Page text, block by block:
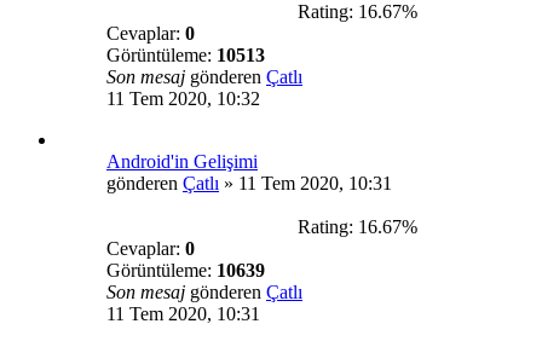
Rating: 16.67%
Cevaplar: 0
Görüntüleme: 10513
Son mesaj gönderen Çatlı
11 Tem 2020, 10:32
Android'in Gelişimi
gönderen Çatlı » 11 Tem 2020, 10:31
Rating: 16.67%
Cevaplar: 0
Görüntüleme: 10639
Son mesaj gönderen Çatlı
11 Tem 2020, 10:31